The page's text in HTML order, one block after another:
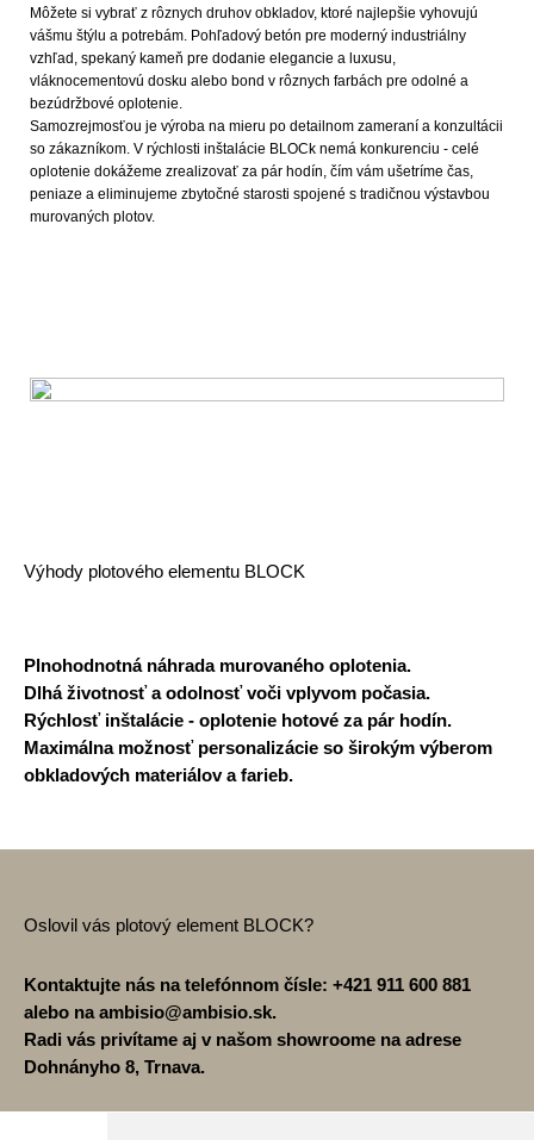
Môžete si vybrať z rôznych druhov obkladov, ktoré najlepšie vyhovujú
vášmu štýlu a potrebám. Pohľadový betón pre moderný industriálny
vzhľad, spekaný kameň pre dodanie elegancie a luxusu,
vláknocementovú dosku alebo bond v rôznych farbách pre odolné a
bezúdržbové oplotenie.
Samozrejmosťou je výroba na mieru po detailnom zameraní a konzultácii
so zákazníkom. V rýchlosti inštalácie BLOCk nemá konkurenciu - celé
oplotenie dokážeme zrealizovať za pár hodín, čím vám ušetríme čas,
peniaze a eliminujeme zbytočné starosti spojené s tradičnou výstavbou
murovaných plotov.
Výhody plotového elementu BLOCK
Plnohodnotná náhrada murovaného oplotenia.
Dlhá životnosť a odolnosť voči vplyvom počasia.
Rýchlosť inštalácie - oplotenie hotové za pár hodín.
Maximálna možnosť personalizácie so širokým výberom
obkladových materiálov a farieb.
Oslovil vás plotový element BLOCK?
Kontaktujte nás na telefónnom čísle: +421 911 600 881
alebo na ambisio@ambisio.sk.
Radi vás privítame aj v našom showroome na adrese
Dohnányho 8, Trnava.